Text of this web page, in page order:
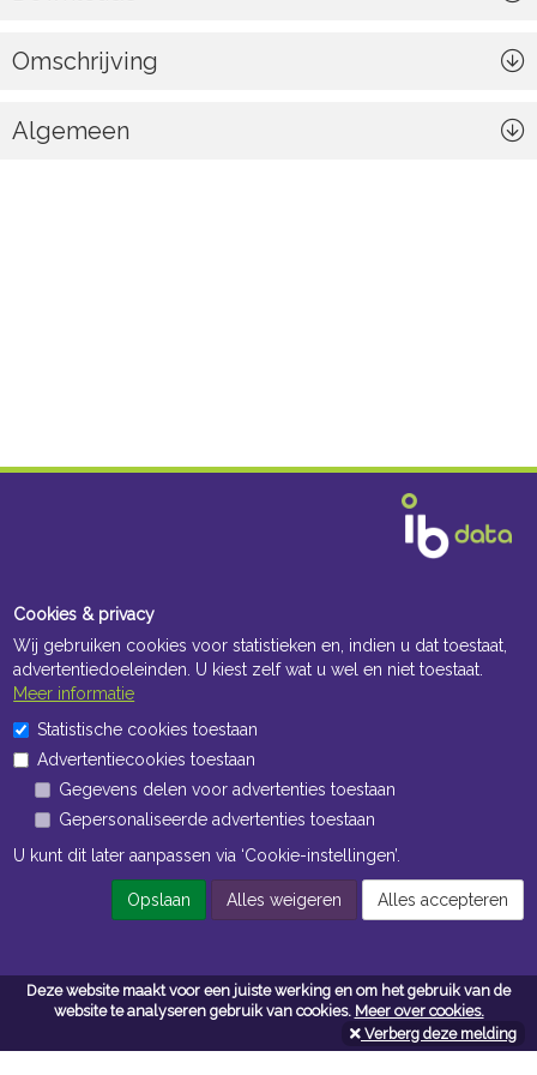
Deze website maakt voor een juiste werking en om het gebruik van de
website te analyseren gebruik van cookies. Meer over cookies.
Verberg deze melding
Omschrijving
Algemeen
Openingstijden Kantoor
ma t/m vr 8:30 uur tot 17:00 uur
Openingstijden Magazijn
ma t/m vr 7:00 uur tot 16:30 uur
Algemene voorwaarden
Cookies & privacy
Wij gebruiken cookies voor statistieken en, indien u dat toestaat,
advertentiedoeleinden. U kiest zelf wat u wel en niet toestaat.
Meer informatie
Statistische cookies toestaan
Advertentiecookies toestaan
Gegevens delen voor advertenties toestaan
Gepersonaliseerde advertenties toestaan
U kunt dit later aanpassen via ‘Cookie-instellingen’.
Opslaan Alles weigeren Alles accepteren